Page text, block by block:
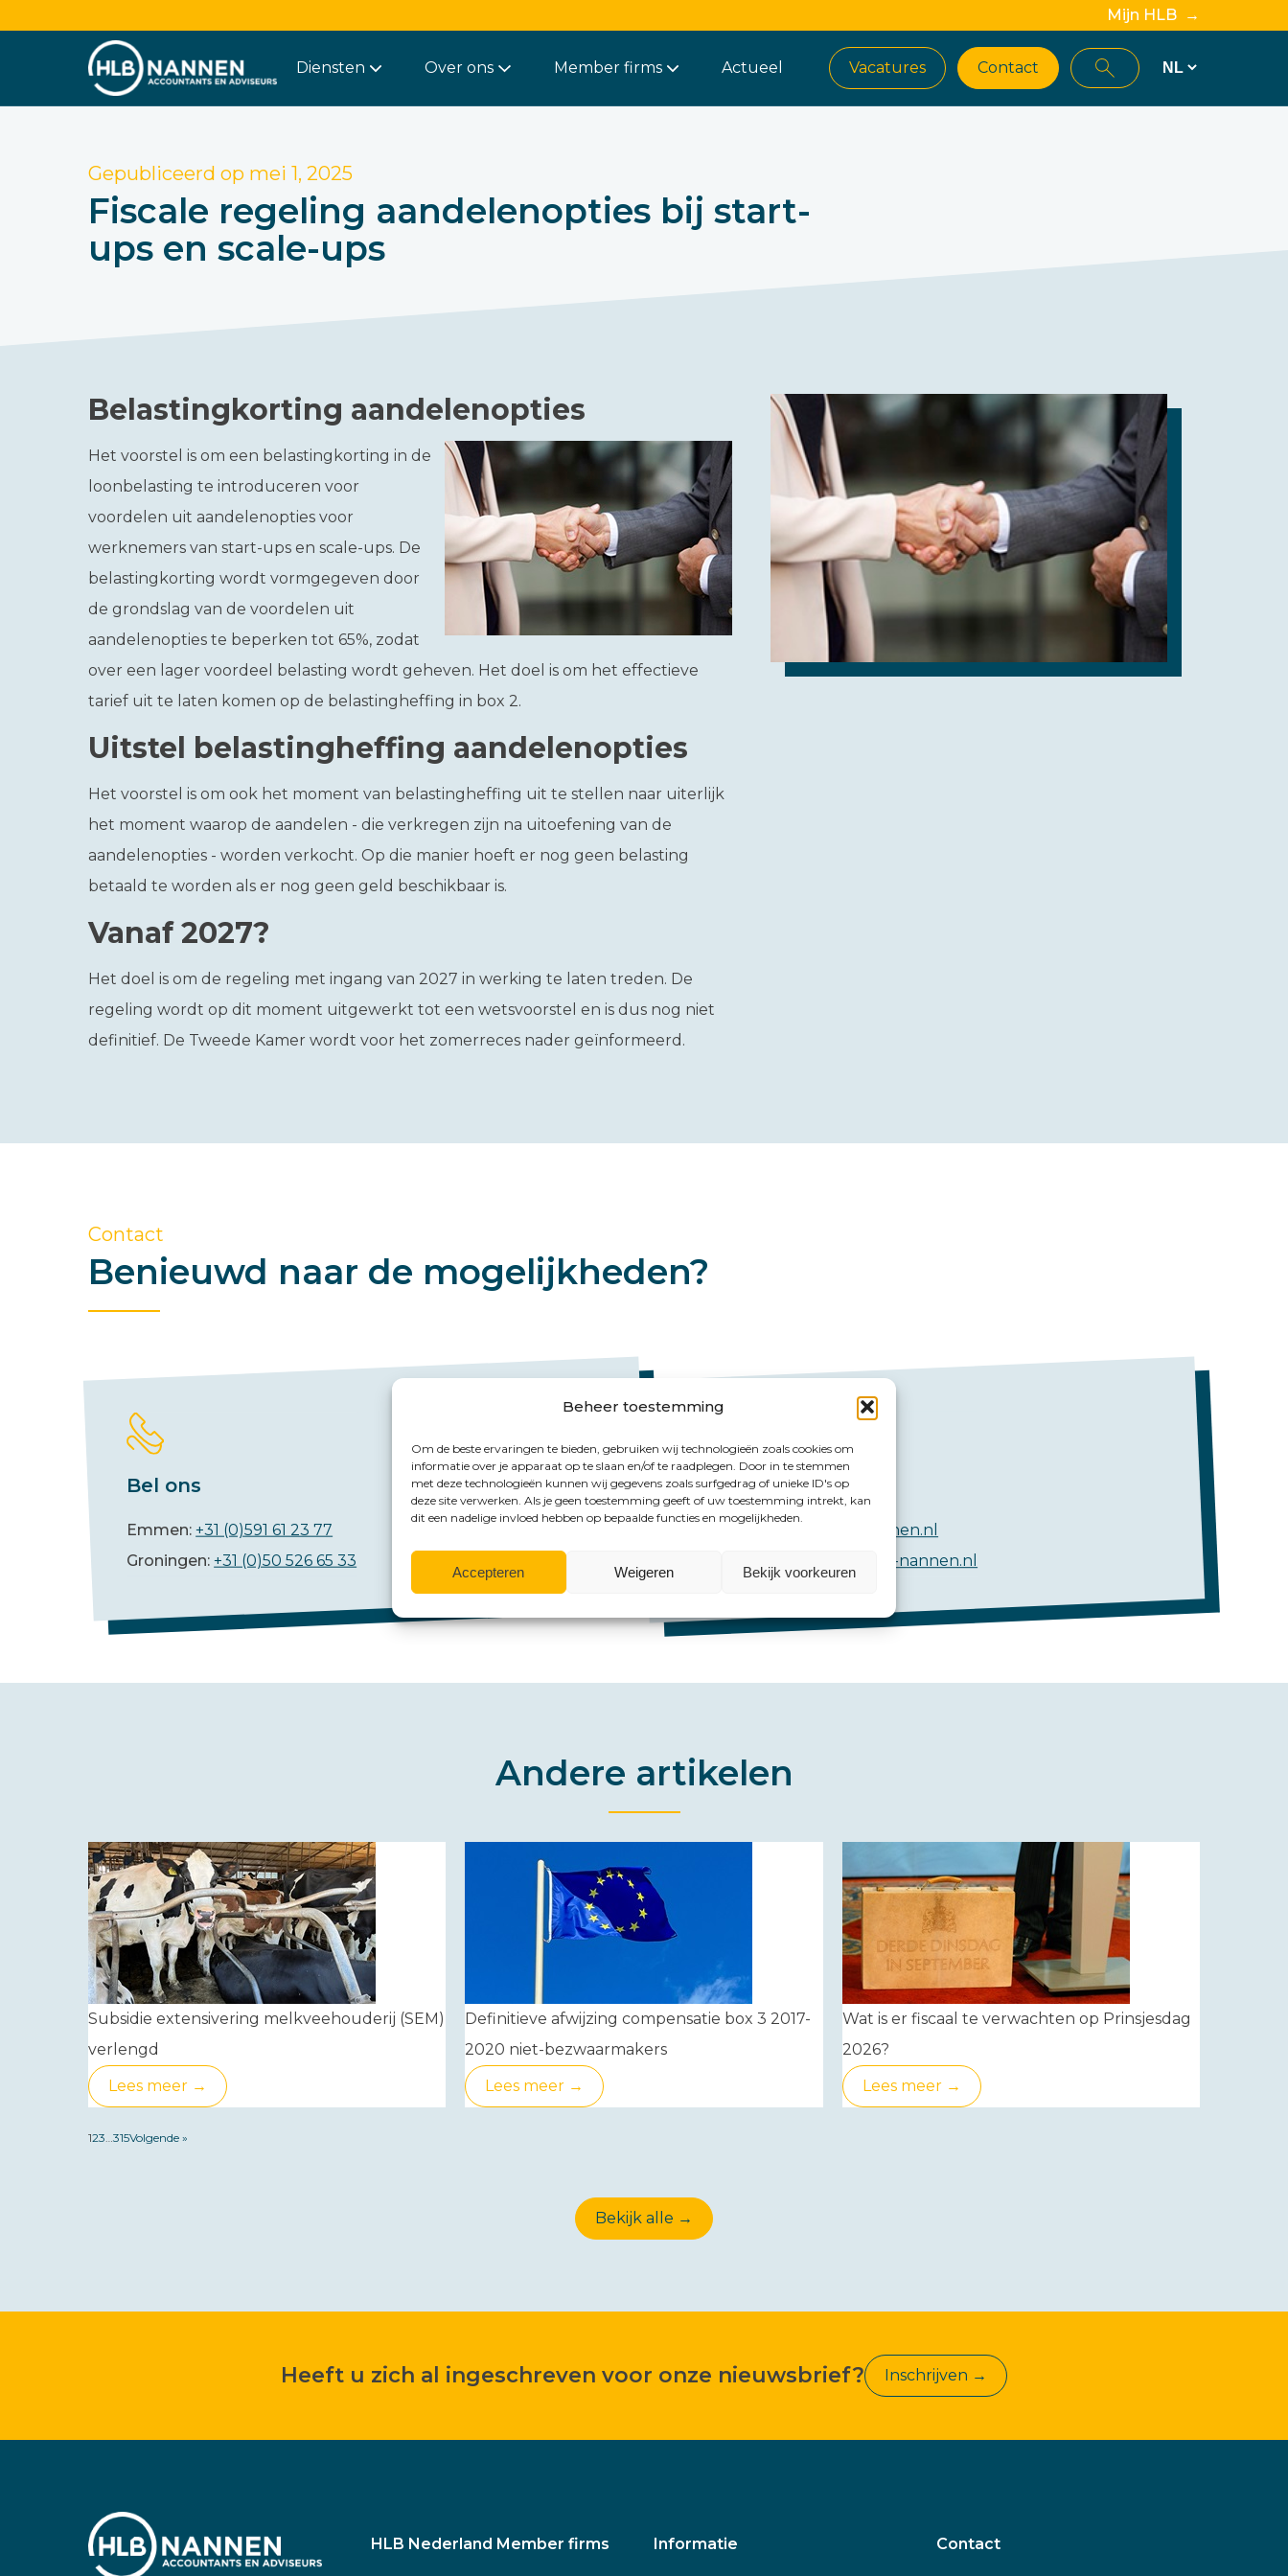
Beheer toestemming
Om de beste ervaringen te bieden, gebruiken wij technologieën zoals cookies om
informatie over je apparaat op te slaan en/of te raadplegen. Door in te stemmen
met deze technologieën kunnen wij gegevens zoals surfgedrag of unieke ID's op
deze site verwerken. Als je geen toestemming geeft of uw toestemming intrekt, kan
dit een nadelige invloed hebben op bepaalde functies en mogelijkheden.
Accepteren Weigeren Bekijk voorkeuren
Mijn HLB →
Diensten Over ons Member firms Actueel Vacatures Contact
Gepubliceerd op mei 1, 2025
Fiscale regeling aandelenopties bij start-
ups en scale-ups
Belastingkorting aandelenopties
Het voorstel is om een belastingkorting in de
loonbelasting te introduceren voor
voordelen uit aandelenopties voor
werknemers van start-ups en scale-ups. De
belastingkorting wordt vormgegeven door
de grondslag van de voordelen uit
aandelenopties te beperken tot 65%, zodat
over een lager voordeel belasting wordt geheven. Het doel is om het effectieve
tarief uit te laten komen op de belastingheffing in box 2.
Uitstel belastingheffing aandelenopties
Het voorstel is om ook het moment van belastingheffing uit te stellen naar uiterlijk
het moment waarop de aandelen - die verkregen zijn na uitoefening van de
aandelenopties - worden verkocht. Op die manier hoeft er nog geen belasting
betaald te worden als er nog geen geld beschikbaar is.
Vanaf 2027?
Het doel is om de regeling met ingang van 2027 in werking te laten treden. De
regeling wordt op dit moment uitgewerkt tot een wetsvoorstel en is dus nog niet
definitief. De Tweede Kamer wordt voor het zomerreces nader geïnformeerd.
Contact
Benieuwd naar de mogelijkheden?
Bel ons
Emmen:+31 (0)591 61 23 77
Groningen:+31 (0)50 526 65 33
Mail ons
Emmen:
emmen@hlb-nannen.nl
groningen@hlb-nannen.nl
Andere artikelen
Subsidie extensivering melkveehouderij (SEM)
verlengd
Lees meer →
Definitieve afwijzing compensatie box 3 2017-
2020 niet-bezwaarmakers
Lees meer →
Wat is er fiscaal te verwachten op Prinsjesdag
2026?
Lees meer →
123 315Volgende »
Bekijk alle →
Heeft u zich al ingeschreven voor onze nieuwsbrief? Inschrijven →
HLB Nederland Member firms Informatie Contact